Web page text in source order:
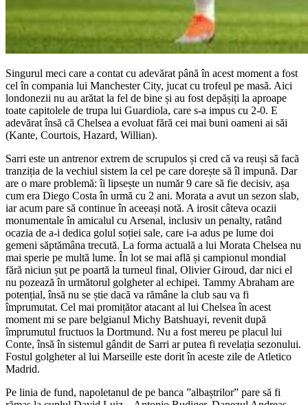
Singurul meci care a contat cu adevărat până în acest moment a fost
cel în compania lui Manchester City, jucat cu trofeul pe masă. Aici
londonezii nu au arătat la fel de bine și au fost depășiți la aproape
toate capitolele de trupa lui Guardiola, care s-a impus cu 2-0. E
adevărat însă că Chelsea a evoluat fără cei mai buni oameni ai săi
(Kante, Courtois, Hazard, Willian).
Sarri este un antrenor extrem de scrupulos și cred că va reuși să facă
tranziția de la vechiul sistem la cel pe care dorește să îl impună. Dar
are o mare problemă: îi lipsește un număr 9 care să fie decisiv, așa
cum era Diego Costa în urmă cu 2 ani. Morata a avut un sezon slab,
iar acum pare să continue în aceeași notă. A irosit câteva ocazii
monumentale în amicalul cu Arsenal, inclusiv un penalty, ratând
ocazia de a-i dedica golul soției sale, care i-a adus pe lume doi
gemeni săptămâna trecută. La forma actuală a lui Morata Chelsea nu
mai sperie pe multă lume. În lot se mai află și campionul mondial
fără niciun șut pe poartă la turneul final, Olivier Giroud, dar nici el
nu pozează în următorul golgheter al echipei. Tammy Abraham are
potențial, însă nu se știe dacă va rămâne la club sau va fi
împrumutat. Cel mai promițător atacant al lui Chelsea în acest
moment mi se pare belgianul Michy Batshuayi, revenit după
împrumutul fructuos la Dortmund. Nu a fost mereu pe placul lui
Conte, însă în sistemul gândit de Sarri ar putea fi revelația sezonului.
Fostul golgheter al lui Marseille este dorit în aceste zile de Atletico
Madrid.
Pe linia de fund, napoletanul de pe banca ”albaștrilor” pare să fi